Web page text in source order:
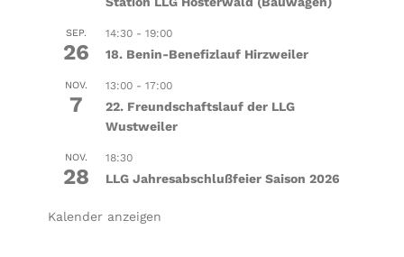
SEP.
26
14:30- 19:00
18. Benin-Benefizlauf Hirzweiler
NOV.
7
13:00- 17:00
22. Freundschaftslauf der LLG
Wustweiler
NOV.
28
18:30
LLG Jahresabschlußfeier Saison 2026
Kalender anzeigen